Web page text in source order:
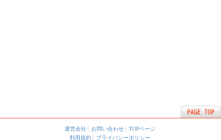
運営会社 お問い合わせ
TOPページ
利用規約
プライバシーポリシー